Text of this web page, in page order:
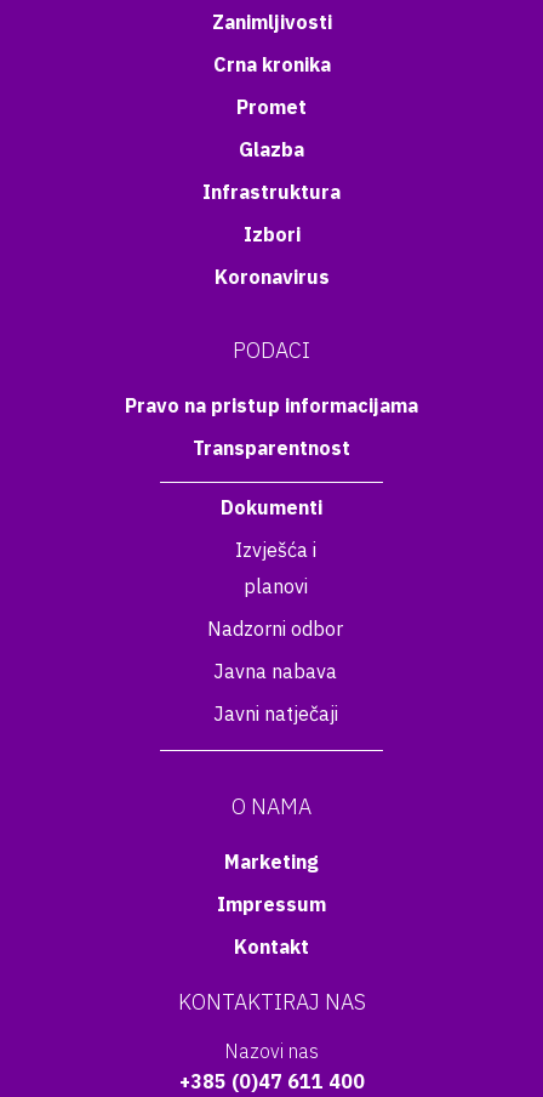
Zanimljivosti
Crna kronika
Promet
Glazba
Infrastruktura
Izbori
Koronavirus
PODACI
Pravo na pristup informacijama
Transparentnost
Dokumenti
Izvješća i
planovi
Nadzorni odbor
Javna nabava
Javni natječaji
O NAMA
Marketing
Impressum
Kontakt
KONTAKTIRAJ NAS
Nazovi nas
+385 (0)47 611 400